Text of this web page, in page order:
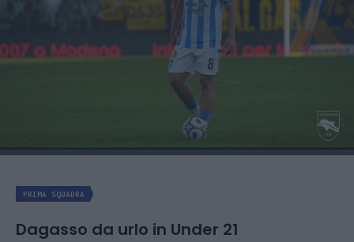
PRIMA SQUADRA
Dagasso da urlo in Under 21